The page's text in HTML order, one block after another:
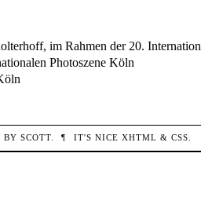
im Rahmen der 20.
Photoszene Köln
BY SCOTT. ¶ IT'S NICE XHTML & CSS